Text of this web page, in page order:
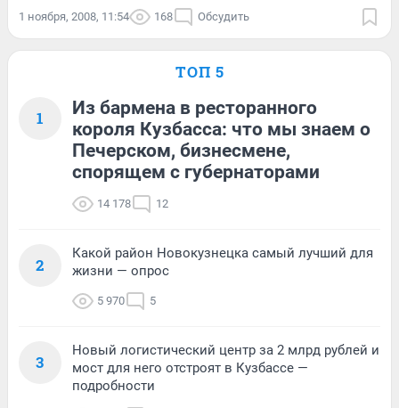
1 ноября, 2008, 11:54 168 Обсудить
ТОП 5
1
Из бармена в ресторанного
короля Кузбасса: что мы знаем о
Печерском, бизнесмене,
спорящем с губернаторами
14 178 12
2
Какой район Новокузнецка самый лучший для
жизни — опрос
5 970 5
3
Новый логистический центр за 2 млрд рублей и
мост для него отстроят в Кузбассе —
подробности